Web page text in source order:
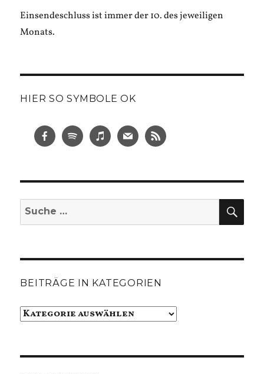
Einsendeschluss ist immer der 10. des jeweiligen
Monats.
HIER SO SYMBOLE OK
Suche
nach:
BEITRÄGE IN KATEGORIEN
Beiträge